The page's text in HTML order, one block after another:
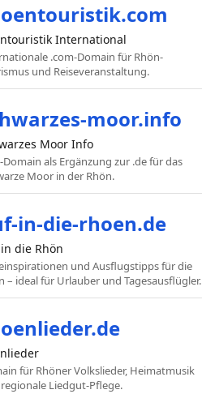
International
.com-Domain für Rhön-
und Reiseveranstaltung.
moor.info
Moor Info
Domain als Ergänzung zur .de für das
Moor in der Rhön.
in-die-rhoen.de
die Rhön
und Ausflugstipps für die
– ideal für Urlauber und Tagesausflügler.
für Rhöner Volkslieder, Heimatmusik
Liedgut-Pflege.